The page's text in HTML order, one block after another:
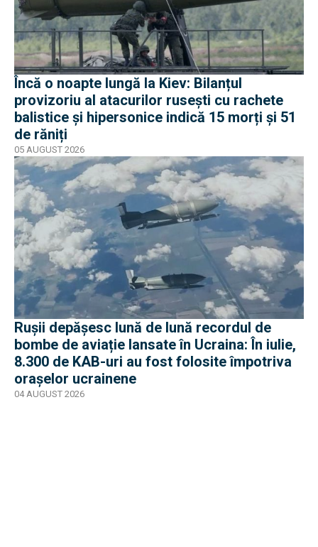
Încă o noapte lungă la Kiev: Bilanțul
provizoriu al atacurilor rusești cu rachete
balistice și hipersonice indică 15 morți și 51
de răniți
05 AUGUST 2026
Rușii depășesc lună de lună recordul de
bombe de aviație lansate în Ucraina: În iulie,
8.300 de KAB-uri au fost folosite împotriva
orașelor ucrainene
04 AUGUST 2026